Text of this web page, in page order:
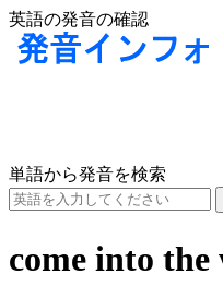
英語の発音の確認
単語から発音を検索
come into